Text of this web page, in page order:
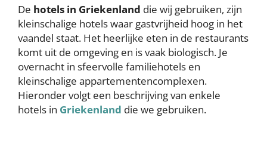
De hotels in Griekenland die wij gebruiken, zijn
kleinschalige hotels waar gastvrijheid hoog in het
vaandel staat. Het heerlijke eten in de restaurants
komt uit de omgeving en is vaak biologisch. Je
overnacht in sfeervolle familiehotels en
kleinschalige appartementencomplexen.
Hieronder volgt een beschrijving van enkele
hotels in Griekenland die we gebruiken.